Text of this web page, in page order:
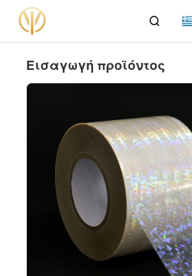

Εισαγωγή προϊόντος